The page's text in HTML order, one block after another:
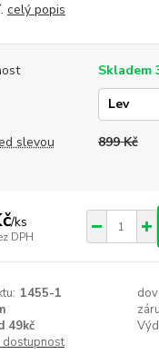
celý popis
Skladem
slevou 899 Kč
/ks
DPH
1455-1
49kč
dostupnost